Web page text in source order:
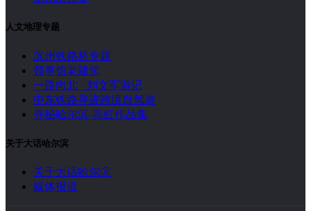
人文地理专题
滨州铁路桥专题
领事馆老建筑
一路向北 · 刘文军游记
中东铁路寻迹跨境自驾游
寻秘哈尔滨-高虹作品集
关于大话哈尔滨
关于大话哈尔滨
媒体报道